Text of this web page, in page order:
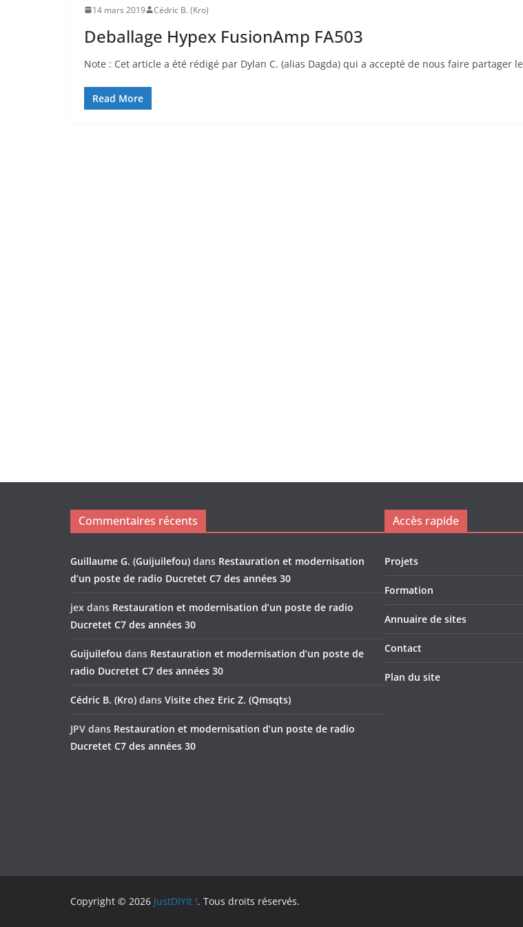
14 mars 2019 Cédric B. (Kro)
Deballage Hypex FusionAmp FA503
Note : Cet article a été rédigé par Dylan C. (alias Dagda) qui a accepté de nous faire partager le
Read More
Commentaires récents
Guillaume G. (Guijuilefou) dans Restauration et modernisation
d’un poste de radio Ducretet C7 des années 30
jex dans Restauration et modernisation d’un poste de radio
Ducretet C7 des années 30
Guijuilefou dans Restauration et modernisation d’un poste de
radio Ducretet C7 des années 30
Cédric B. (Kro) dans Visite chez Eric Z. (Qmsqts)
JPV dans Restauration et modernisation d’un poste de radio
Ducretet C7 des années 30
Accès rapide
Projets
Formation
Annuaire de sites
Contact
Plan du site
Copyright © 2026 JustDIYIt !. Tous droits réservés.